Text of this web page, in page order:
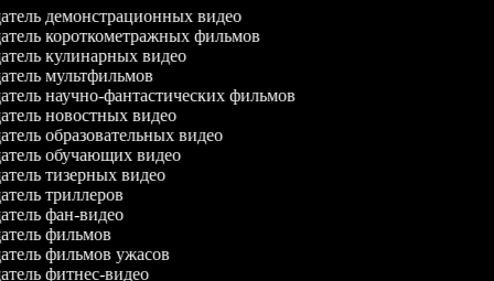
демонстрационных видео
короткометражных фильмов
кулинарных видео
мультфильмов
научно-фантастических фильмов
новостных видео
образовательных видео
обучающих видео
тизерных видео
триллеров
фан-видео
фильмов
фильмов ужасов
фитнес-видео